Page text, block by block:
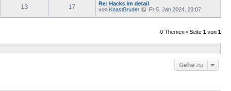
e
s
t
e
t
13 17
Re: Hacks im detail
von KnastBruder
N
e
Fr 5. Jan 2024, 23:07
0 Themen • Seite 1 von 1
Gehe zu